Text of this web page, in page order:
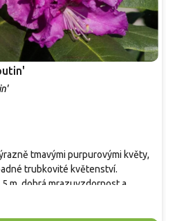
tmavými purpurovými květy,
trubkovité květenství.
m, dobrá mrazuvzdornost a
použití v polostinných